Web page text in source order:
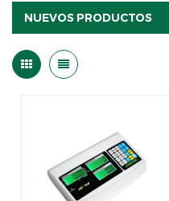
NUEVOS PRODUCTOS